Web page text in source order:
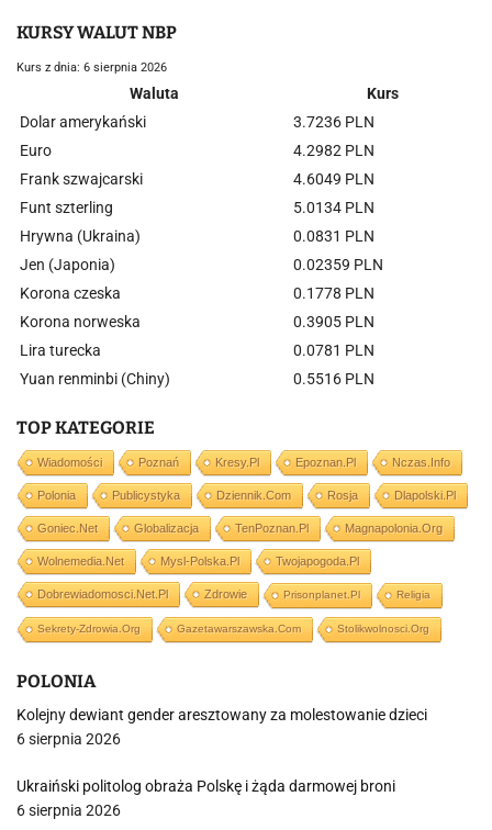
KURSY WALUT NBP
Kurs z dnia: 6 sierpnia 2026
Waluta
Kurs
Dolar amerykański
3.7236 PLN
Euro
4.2982 PLN
Frank szwajcarski
4.6049 PLN
Funt szterling
5.0134 PLN
Hrywna (Ukraina)
0.0831 PLN
Jen (Japonia)
0.02359 PLN
Korona czeska
0.1778 PLN
Korona norweska
0.3905 PLN
Lira turecka
0.0781 PLN
Yuan renminbi (Chiny)
0.5516 PLN
TOP KATEGORIE
Wiadomości Poznań Kresy.pl Epoznan.pl Nczas.info
Polonia Publicystyka Dziennik.com Rosja Dlapolski.pl
Goniec.net Globalizacja TenPoznan.pl Magnapolonia.org
Wolnemedia.net Mysl-Polska.pl Twojapogoda.pl
Dobrewiadomosci.net.pl Zdrowie Prisonplanet.pl Religia
Sekrety-Zdrowia.org Gazetawarszawska.com Stolikwolnosci.org
POLONIA
Kolejny dewiant gender aresztowany za molestowanie dzieci
6 sierpnia 2026
Ukraiński politolog obraża Polskę i żąda darmowej broni
6 sierpnia 2026